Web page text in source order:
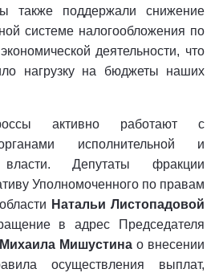
также поддержали снижение
системе налогообложения по
деятельности, что
нагрузку на бюджеты наших
активно работают с
исполнительной и
власти. Депутаты фракции
Уполномоченного по правам
Натальи Листопадовой
в адрес Председателя
Михаила Мишустина о внесении
осуществления выплат,